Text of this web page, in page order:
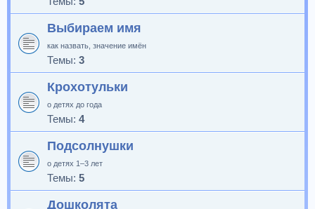
Выбираем имя
как назвать, значение имён
Темы: 3
Крохотульки
о детях до года
Темы: 4
Подсолнушки
о детях 1–3 лет
Темы: 5
Дошколята